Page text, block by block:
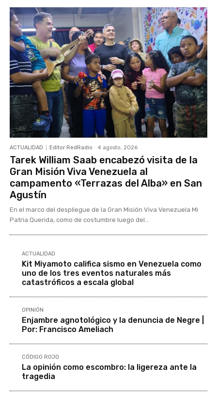
ACTUALIDAD Editor RedRadio - 4 agosto, 2026
Tarek William Saab encabezó visita de la
Gran Misión Viva Venezuela al
campamento «Terrazas del Alba» en San
Agustín
En el marco del despliegue de la Gran Misión Viva Venezuela Mi
Patria Querida, como de costumbre luego del...
ACTUALIDAD
Kit Miyamoto califica sismo en Venezuela como
uno de los tres eventos naturales más
catastróficos a escala global
OPINIÓN
Enjambre agnotológico y la denuncia de Negre |
Por: Francisco Ameliach
CÓDIGO ROJO
La opinión como escombro: la ligereza ante la
tragedia